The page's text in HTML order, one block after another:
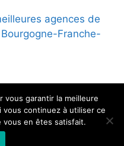
agences de
Franche-
reservés
vous garantir la meilleure
continuez à utiliser ce
vous en êtes satisfait.